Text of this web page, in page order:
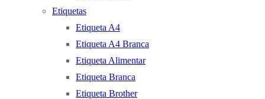
Etiquetas
Etiqueta A4
Etiqueta A4 Branca
Etiqueta Alimentar
Etiqueta Branca
Etiqueta Brother